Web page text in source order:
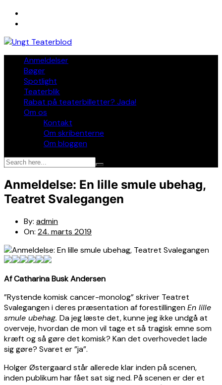
Skip
Anmeldelser
Bøger
Spotlight
Teaterblik
Rabat på teaterbilletter? Jada!
Om os
Kontakt
Om skribenterne
Om bloggen
Anmeldelse: En lille smule ubehag,
Teatret Svalegangen
By: admin
On: 24. marts 2019
Af Catharina Busk Andersen
”Rystende komisk cancer-monolog” skriver Teatret
Svalegangen i deres præsentation af forestillingenEn lille
smule ubehag. Da jeg læste det, kunne jeg ikke undgå at
overveje, hvordan de mon vil tage et så tragisk emne som
kræft og så gøre det komisk? Kan det overhovedet lade
sig gøre? Svaret er ”ja”.
Holger Østergaard står allerede klar inden på scenen,
inden publikum har fået sat sig ned. På scenen er der et